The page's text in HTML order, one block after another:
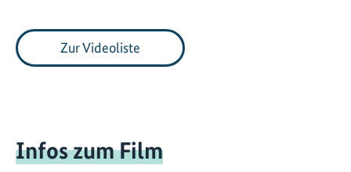
Zur Videoliste
Infos zum Film